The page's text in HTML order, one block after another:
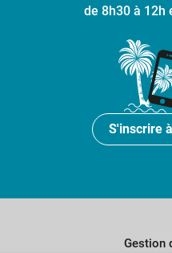
de 8h30 à 12h
S'inscrire
Gestion